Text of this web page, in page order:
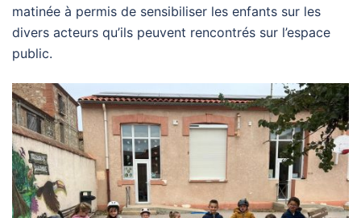
matinée à permis de sensibiliser les enfants sur les
divers acteurs qu’ils peuvent rencontrés sur l’espace
public.